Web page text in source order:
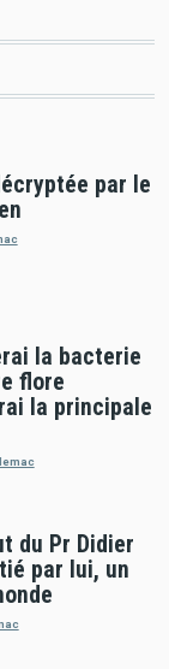
par le
la bacterie
flore
la principale
du Pr Didier
par lui, un